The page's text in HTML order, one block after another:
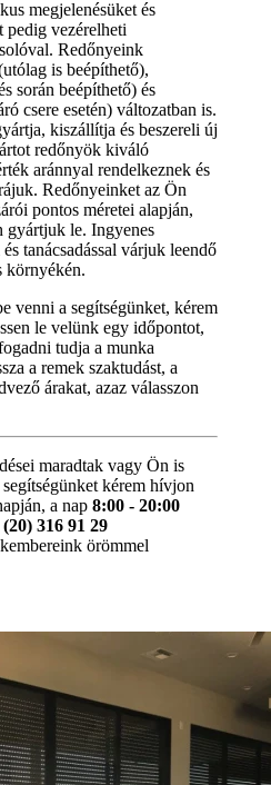
megjelenésüket és
pedig vezérelheti
Redőnyeink
is beépíthető),
során beépíthető) és
csere esetén) változatban is.
kiszállítja és beszereli új
redőnyök kiváló
aránnyal rendelkeznek és
Redőnyeinket az Ön
pontos méretei alapján,
gyártjuk le. Ingyenes
tanácsadással várjuk leendő
környékén.
venni a segítségünket, kérem
le velünk egy időpontot,
tudja a munka
a remek szaktudást, a
árakat, azaz válasszon
maradtak vagy Ön is
kérem hívjon
a nap 8:00 - 20:00
316 91 29
örömmel